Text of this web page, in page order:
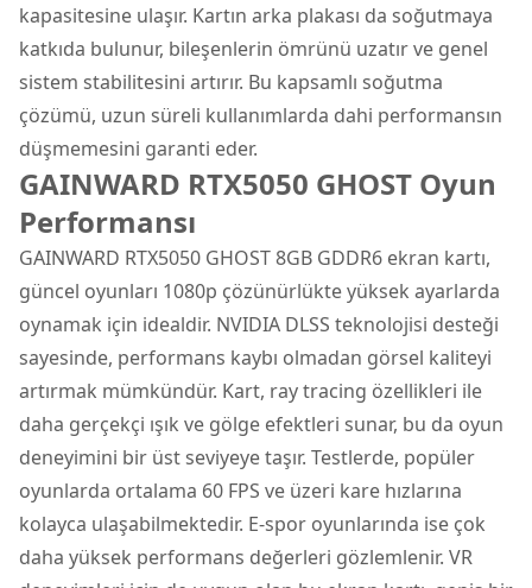
kapasitesine ulaşır. Kartın arka plakası da soğutmaya
katkıda bulunur, bileşenlerin ömrünü uzatır ve genel
sistem stabilitesini artırır. Bu kapsamlı soğutma
çözümü, uzun süreli kullanımlarda dahi performansın
düşmemesini garanti eder.
GAINWARD RTX5050 GHOST Oyun
Performansı
GAINWARD RTX5050 GHOST 8GB GDDR6 ekran kartı,
güncel oyunları 1080p çözünürlükte yüksek ayarlarda
oynamak için idealdir. NVIDIA DLSS teknolojisi desteği
sayesinde, performans kaybı olmadan görsel kaliteyi
artırmak mümkündür. Kart, ray tracing özellikleri ile
daha gerçekçi ışık ve gölge efektleri sunar, bu da oyun
deneyimini bir üst seviyeye taşır. Testlerde, popüler
oyunlarda ortalama 60 FPS ve üzeri kare hızlarına
kolayca ulaşabilmektedir. E-spor oyunlarında ise çok
daha yüksek performans değerleri gözlemlenir. VR